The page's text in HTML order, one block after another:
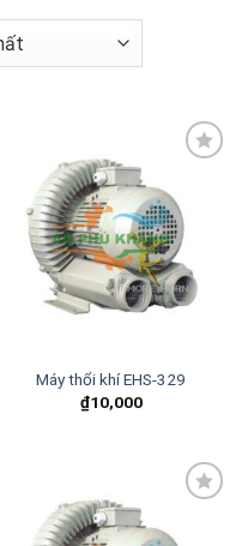
Add to
wishlist
Máy thổi khí EHS-329
₫10,000